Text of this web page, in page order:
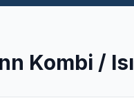
Kombi /